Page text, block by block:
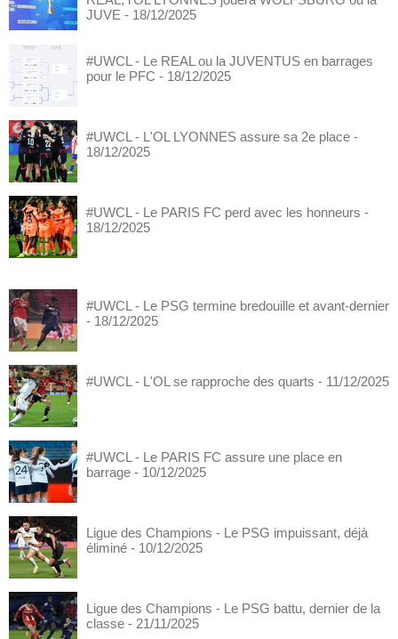
JUVE - 18/12/2025
#UWCL - Le REAL ou la JUVENTUS en barrages
pour le PFC - 18/12/2025
#UWCL - L'OL LYONNES assure sa 2e place -
18/12/2025
#UWCL - Le PARIS FC perd avec les honneurs -
18/12/2025
#UWCL - Le PSG termine bredouille et avant-dernier
- 18/12/2025
#UWCL - L'OL se rapproche des quarts - 11/12/2025
#UWCL - Le PARIS FC assure une place en
barrage - 10/12/2025
Ligue des Champions - Le PSG impuissant, déjà
éliminé - 10/12/2025
Ligue des Champions - Le PSG battu, dernier de la
classe - 21/11/2025